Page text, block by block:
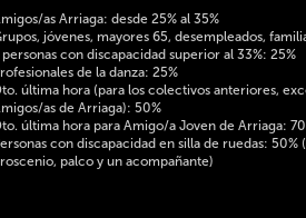
as Arriaga: desde 25% al 35%
jóvenes, mayores 65, desempleados,
personas con discapacidad superior al 33%: 25%
de la danza: 25%
última hora (para los colectivos anteriores,
as de Arriaga): 50%
última hora para Amigo/a Joven de Arriaga:
con discapacidad en silla de ruedas: 50%
palco y un acompañante)